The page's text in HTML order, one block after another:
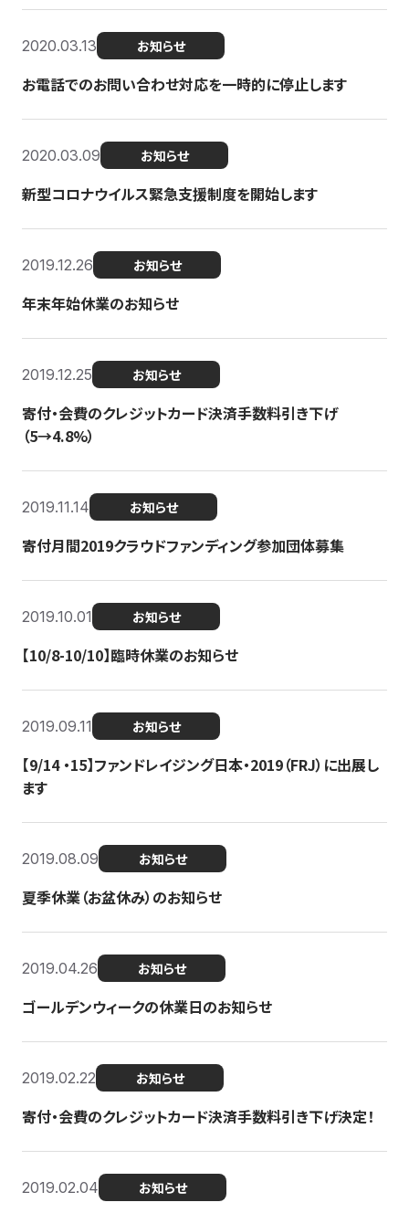
2020.03.13 お知らせ
お電話でのお問い合わせ対応を一時的に停止します
2020.03.09 お知らせ
新型コロナウイルス緊急支援制度を開始します
2019.12.26 お知らせ
年末年始休業のお知らせ
2019.12.25 お知らせ
寄付・会費のクレジットカード決済手数料引き下げ
（5→4.8%）
2019.11.14 お知らせ
寄付月間2019クラウドファンディング参加団体募集
2019.10.01 お知らせ
【10/8-10/10】臨時休業のお知らせ
2019.09.11 お知らせ
【9/14 ・15】ファンドレイジング日本・2019（FRJ）に出展し
ます
2019.08.09 お知らせ
夏季休業（お盆休み）のお知らせ
2019.04.26 お知らせ
ゴールデンウィークの休業日のお知らせ
2019.02.22 お知らせ
寄付・会費のクレジットカード決済手数料引き下げ決定！
2019.02.04 お知らせ